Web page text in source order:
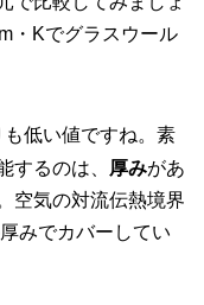
・Kでグラスウール
も低い値ですね。素
するのは、 厚みがあ
空気の対流伝熱境界
みでカバーしてい